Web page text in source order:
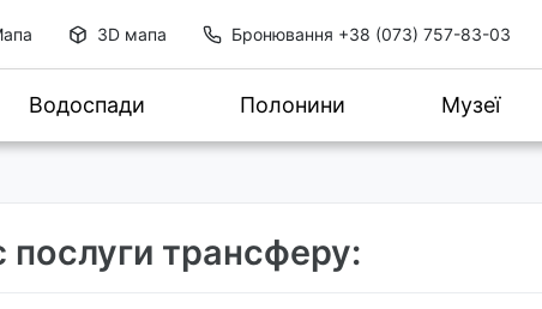
3D мапа Бронювання +38 (073) 757-83-03
Водоспади Полонини Музеї
послуги трансферу: